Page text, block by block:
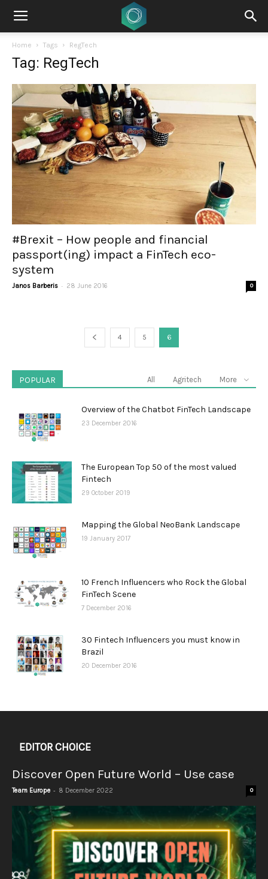
Home Tags RegTech
Tag: RegTech
#Brexit – How people and financial
passport(ing) impact a FinTech eco-
system
Janos Barberis - 28 June 2016 0
4 5 6
POPULAR All Agritech More
Overview of the Chatbot FinTech Landscape
23 December 2016
The European Top 50 of the most valued
Fintech
29 October 2019
Mapping the Global NeoBank Landscape
19 January 2017
10 French Influencers who Rock the Global
FinTech Scene
7 December 2016
30 Fintech Influencers you must know in
Brazil
20 December 2016
EDITOR CHOICE
Discover Open Future World – Use case
Team Europe - 8 December 2022 0